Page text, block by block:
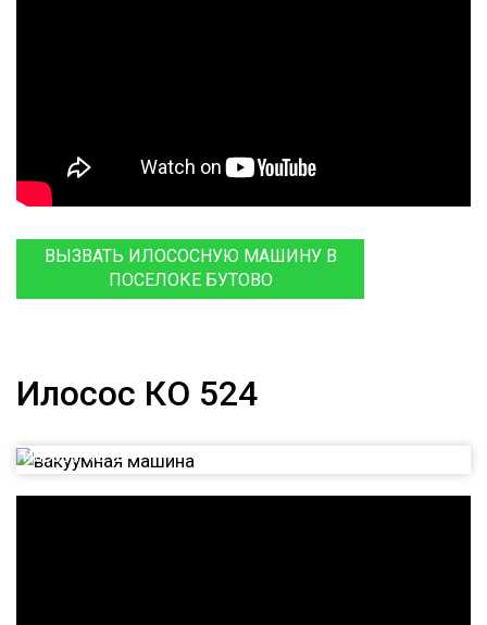
ВЫЗВАТЬ ИЛОСОСНУЮ МАШИНУ В
ПОСЕЛОКЕ БУТОВО
Илосос КО 524
Илосос КО 524